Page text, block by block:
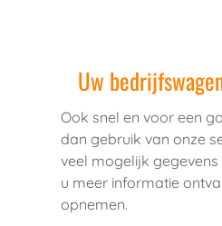
Uw
Ook snel en voor een
dan gebruik van onze
veel mogelijk gegevens
u meer informatie
opnemen.